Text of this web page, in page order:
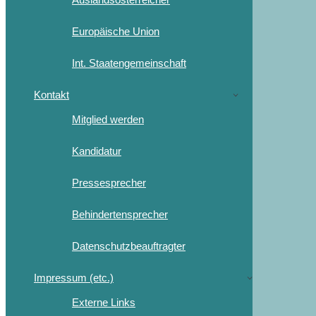
Europäische Union
Int. Staatengemeinschaft
Kontakt
Mitglied werden
Kandidatur
Pressesprecher
Behindertensprecher
Datenschutzbeauftragter
Impressum (etc.)
Externe Links